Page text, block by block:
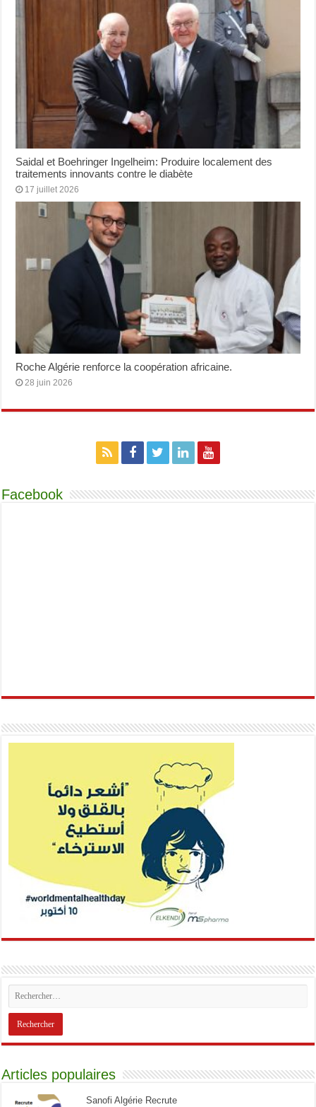
Saidal et Boehringer Ingelheim: Produire localement des
traitements innovants contre le diabète
17 juillet 2026
Roche Algérie renforce la coopération africaine.
28 juin 2026
Facebook
Articles populaires
Sanofi Algérie Recrute